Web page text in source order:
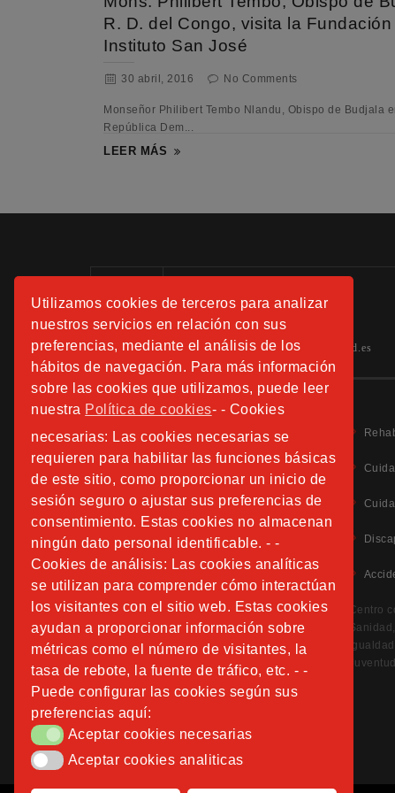
Utilizamos cookies de terceros para analizar
nuestros servicios en relación con sus
preferencias, mediante el análisis de los
hábitos de navegación. Para más información
sobre las cookies que utilizamos, puede leer
nuestra Política de cookies- - Cookies
necesarias: Las cookies necesarias se
requieren para habilitar las funciones básicas
de este sitio, como proporcionar un inicio de
sesión seguro o ajustar sus preferencias de
consentimiento. Estas cookies no almacenan
ningún dato personal identificable. - -
Cookies de análisis: Las cookies analíticas
se utilizan para comprender cómo interactúan
los visitantes con el sitio web. Estas cookies
ayudan a proporcionar información sobre
métricas como el número de visitantes, la
tasa de rebote, la fuente de tráfico, etc. - -
Puede configurar las cookies según sus
preferencias aquí:
Aceptar cookies necesarias
Aceptar cookies necesarias
Aceptar cookies analiticas
Aceptar cookies analiticas
R. D. del Congo, visita la Fundación
Instituto San José
30 abril, 2016 No Comments
Monseñor Philibert Tembo Nlandu, Obispo de Budjala
República Dem...
LEER MÁS
Información:
Tels.: 91 508 01 40 -41-42
hospitalfundacionsanjose.info@sjd.es
Aviso Legal
Política de Privacidad
Información Adicional Protección de Datos
CANAL DE DENUNCIAS
Centro